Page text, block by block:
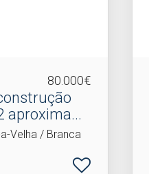
80.000€
aproxima...
Velha / Branca